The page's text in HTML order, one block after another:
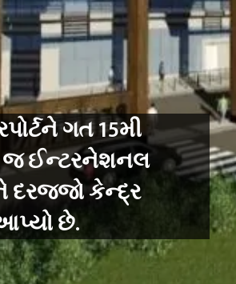
ગત 15મી
જ ઈન્ટરનેશનલ
દરજ્જો કેન્દ્ર
છે.